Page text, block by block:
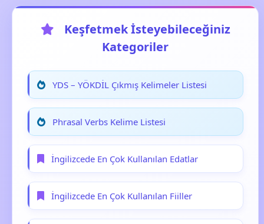
Keşfetmek İsteyebileceğiniz
Kategoriler
YDS – YÖKDİL Çıkmış Kelimeler Listesi
Phrasal Verbs Kelime Listesi
İngilizcede En Çok Kullanılan Edatlar
İngilizcede En Çok Kullanılan Fiiller